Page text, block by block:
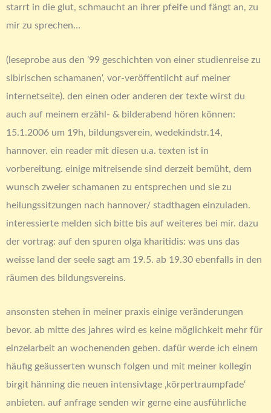
starrt in die glut, schmaucht an ihrer pfeife und fängt an, zu
mir zu sprechen…
(leseprobe aus den ’99 geschichten von einer studienreise zu
sibirischen schamanen‘, vor-veröffentlicht auf meiner
internetseite). den einen oder anderen der texte wirst du
auch auf meinem erzähl- & bilderabend hören können:
15.1.2006 um 19h, bildungsverein, wedekindstr.14,
hannover. ein reader mit diesen u.a. texten ist in
vorbereitung. einige mitreisende sind derzeit bemüht, dem
wunsch zweier schamanen zu entsprechen und sie zu
heilungssitzungen nach hannover/ stadthagen einzuladen.
interessierte melden sich bitte bis auf weiteres bei mir. dazu
der vortrag: auf den spuren olga kharitidis: was uns das
weisse land der seele sagt am 19.5. ab 19.30 ebenfalls in den
räumen des bildungsvereins.
ansonsten stehen in meiner praxis einige veränderungen
bevor. ab mitte des jahres wird es keine möglichkeit mehr für
einzelarbeit an wochenenden geben. dafür werde ich einem
häufig geäusserten wunsch folgen und mit meiner kollegin
birgit hänning die neuen intensivtage ‚körpertraumpfade‘
anbieten. auf anfrage senden wir gerne eine ausführliche